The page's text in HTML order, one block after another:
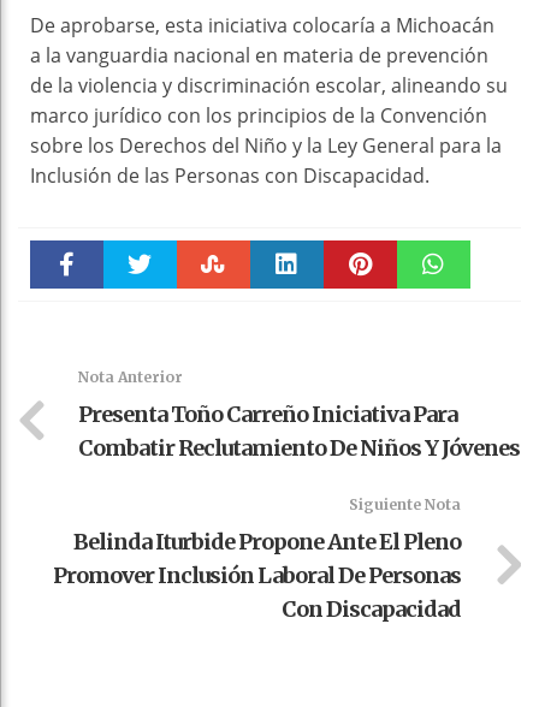
De aprobarse, esta iniciativa colocaría a Michoacán
a la vanguardia nacional en materia de prevención
de la violencia y discriminación escolar, alineando su
marco jurídico con los principios de la Convención
sobre los Derechos del Niño y la Ley General para la
Inclusión de las Personas con Discapacidad.
Nota Anterior
Presenta Toño Carreño Iniciativa Para
Combatir Reclutamiento De Niños Y Jóvenes
Siguiente Nota
Belinda Iturbide Propone Ante El Pleno
Promover Inclusión Laboral De Personas
Con Discapacidad